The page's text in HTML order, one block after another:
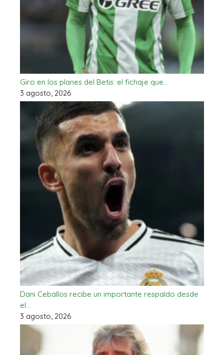
Giro en los planes del Betis: el fichaje que…
3 agosto, 2026
Dani Ceballos recibe un importante respaldo desde
el…
3 agosto, 2026